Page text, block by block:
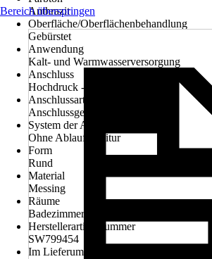
Anthrazit
Oberfläche/Oberflächenbehandlung
Gebürstet
Anwendung
Kalt- und Warmwasserversorgung
Anschluss
Hochdruck - druckfest
Anschlussart
Anschlussgewinde 1/2"
System der Ablaufgarnitur
Ohne Ablaufgarnitur
Form
Rund
Material
Messing
Räume
Badezimmer, Barrierefreies Bad, Gäste-
Herstellerartikelnummer
SW799454
Im Lieferumfang enthalten
Bereich überspringen